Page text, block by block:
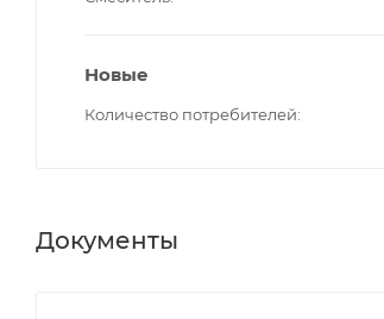
Новые
Количество потребителей
Документы